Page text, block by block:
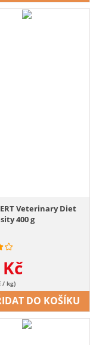
Veterinary Diet
400 g
Kč
/ kg)
DO KOŠÍKU